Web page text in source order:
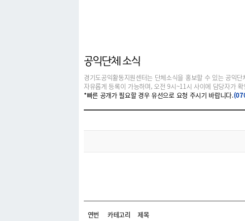
공익단체 소식
경기도공익활동지원센터는 단체소식을 홍보할 수 있는 공익
자유롭게 등록이 가능하며, 오전 9시~11시 사이에 담당자가
*빠른 공개가 필요할 경우 유선으로 요청 주시기 바랍니다.
연번 카테고리 제목